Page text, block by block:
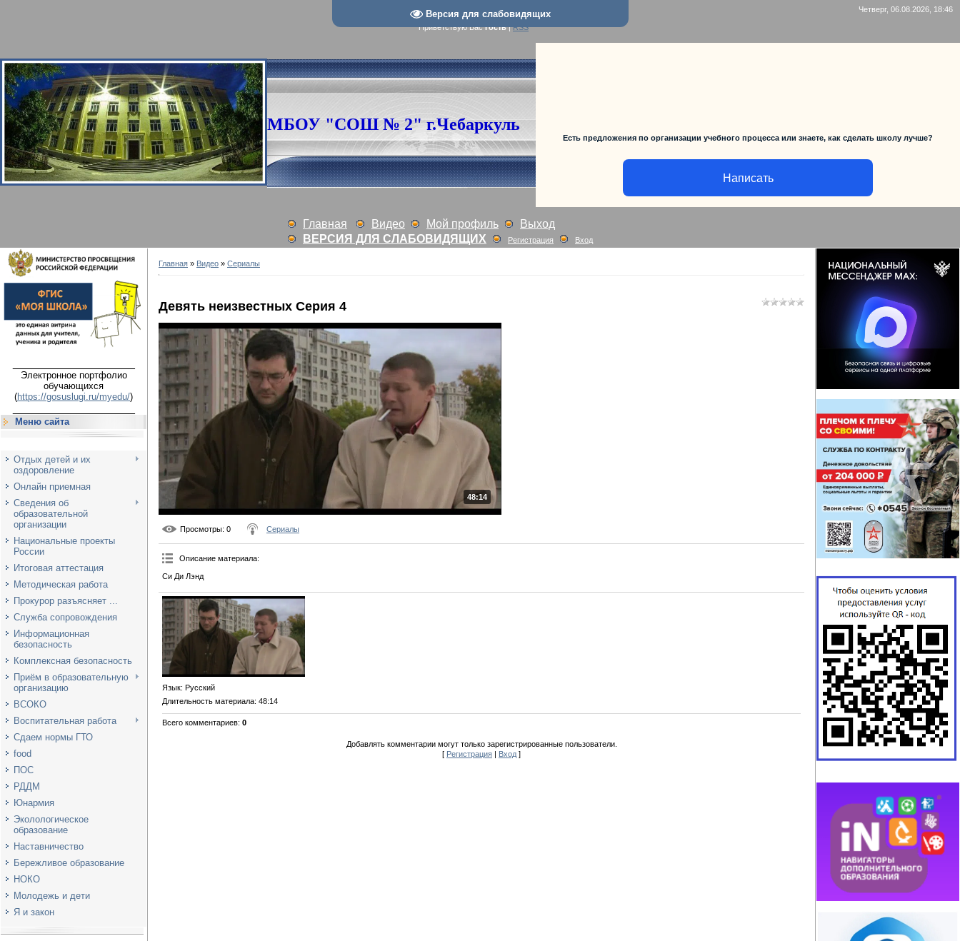
Версия для слабовидящих Четверг, 06.08.2026, 18:46
Приветствую Вас Гость|RSS
МБОУ "СОШ № 2" г.Чебаркуль
Есть предложения по организации учебного процесса или знаете, как сделать школу лучше?
Написать
Главная Видео Мой профиль
Выход
ВЕРСИЯ ДЛЯ СЛАБОВИДЯЩИХ
Регистрация Вход
Электронное портфолио
обучающихся
(https://gosuslugi.ru/myedu/)
Меню сайта
Отдых детей и их
оздоровление
Онлайн приемная
Сведения об
образовательной
организации
Национальные проекты
России
Итоговая аттестация
Методическая работа
Прокурор разъясняет ...
Служба сопровождения
Информационная
безопасность
Комплексная безопасность
Приём в образовательную
организацию
ВСОКО
Воспитательная работа
Сдаем нормы ГТО
food
ПОС
РДДМ
Юнармия
Эколологическое
образование
Наставничество
Бережливое образование
НОКО
Молодежь и дети
Я и закон
Главная » Видео » Сериалы
Девять неизвестных Серия 4
48:14
Просмотры: 0 Сериалы
Описание материала:
Си Ди Лэнд
Язык: Русский
Длительность материала: 48:14
Всего комментариев: 0
Добавлять комментарии могут только зарегистрированные пользователи.
[ Регистрация | Вход ]